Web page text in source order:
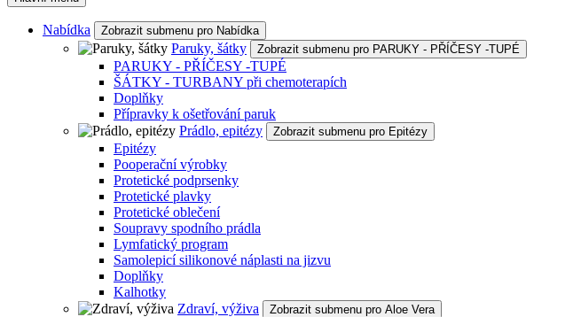
Nabídka Zobrazit submenu pro Nabídka
Paruky, šátky Zobrazit submenu pro PARUKY - PŘÍČESY -TUPÉ
PARUKY - PŘÍČESY -TUPÉ
ŠÁTKY - TURBANY při chemoterapích
Doplňky
Přípravky k ošetřování paruk
Prádlo, epitézy
Zobrazit submenu pro Epitézy
Epitézy
Pooperační výrobky
Protetické podprsenky
Protetické plavky
Protetické oblečení
Soupravy spodního prádla
Lymfatický program
Samolepicí silikonové náplasti na jizvu
Doplňky
Kalhotky
Zdraví, výživa
Zobrazit submenu pro Aloe Vera